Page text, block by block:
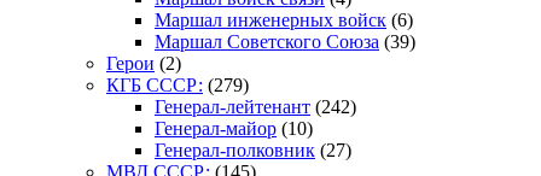
Маршал инженерных войск (6)
Маршал Советского Союза (39)
Герои (2)
КГБ СССР: (279)
Генерал-лейтенант (242)
Генерал-майор (10)
Генерал-полковник (27)
МВД СССР: (145)